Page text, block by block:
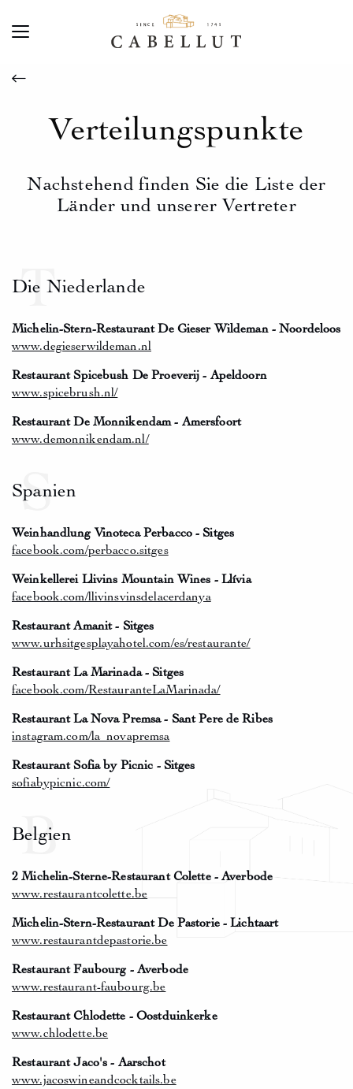
Verteilungspunkte
Nachstehend finden Sie die Liste der
Länder und unserer Vertreter
T
Die Niederlande
Michelin-Stern-Restaurant De Gieser Wildeman - Noordeloos
www.degieserwildeman.nl
Restaurant Spicebush De Proeverij - Apeldoorn
www.spicebrush.nl/
Restaurant De Monnikendam - Amersfoort
www.demonnikendam.nl/
S
Spanien
Weinhandlung Vinoteca Perbacco - Sitges
facebook.com/perbacco.sitges
Weinkellerei Llivins Mountain Wines - Llívia
facebook.com/llivinsvinsdelacerdanya
Restaurant Amanit - Sitges
www.urhsitgesplayahotel.com/es/restaurante/
Restaurant La Marinada - Sitges
facebook.com/RestauranteLaMarinada/
Restaurant La Nova Premsa - Sant Pere de Ribes
instagram.com/la_novapremsa
Restaurant Sofia by Picnic - Sitges
sofiabypicnic.com/
B
Belgien
2 Michelin-Sterne-Restaurant Colette - Averbode
www.restaurantcolette.be
Michelin-Stern-Restaurant De Pastorie - Lichtaart
www.restaurantdepastorie.be
Restaurant Faubourg - Averbode
www.restaurant-faubourg.be
Restaurant Chlodette - Oostduinkerke
www.chlodette.be
Restaurant Jaco's - Aarschot
www.jacoswineandcocktails.be